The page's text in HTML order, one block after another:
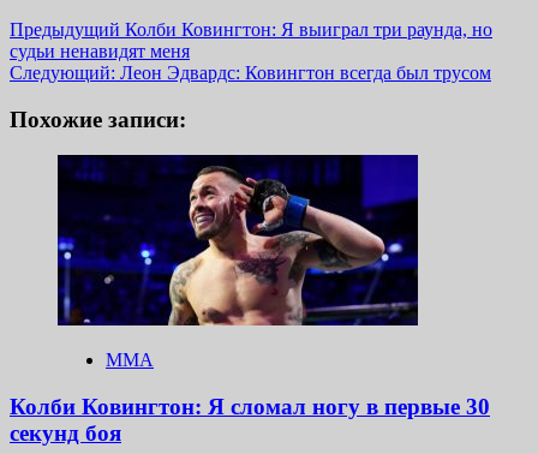
Навигация
записи
Предыдущий Колби Ковингтон: Я выиграл три раунда, но
судьи ненавидят меня
Следующий: Леон Эдвардс: Ковингтон всегда был трусом
Похожие записи:
ММА
Колби Ковингтон: Я сломал ногу в первые 30
секунд боя